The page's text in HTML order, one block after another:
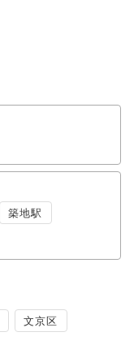
築地駅
文京区